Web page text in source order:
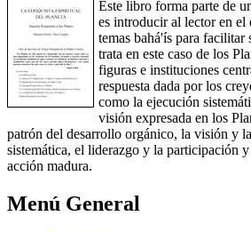
Este libro forma parte de
es introducir al lector en el
temas bahá'ís para
trata en este caso de los
figuras e instituciones
respuesta dada por los
como la ejecución
visión expresada en los
patrón del desarrollo orgánico, la visión y
sistemática, el liderazgo y la participación y
acción madura.
Menú General